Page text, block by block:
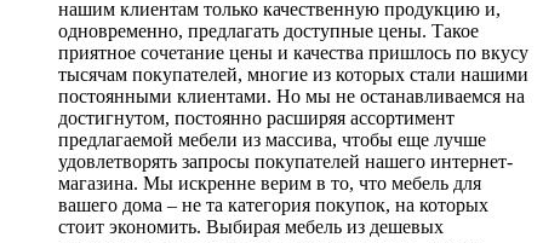
нашим клиентам только качественную продукцию и,
одновременно, предлагать доступные цены. Такое
приятное сочетание цены и качества пришлось по вкусу
тысячам покупателей, многие из которых стали нашими
постоянными клиентами. Но мы не останавливаемся на
достигнутом, постоянно расширяя ассортимент
предлагаемой мебели из массива, чтобы еще лучше
удовлетворять запросы покупателей нашего интернет-
магазина. Мы искренне верим в то, что мебель для
вашего дома – не та категория покупок, на которых
стоит экономить. Выбирая мебель из дешевых